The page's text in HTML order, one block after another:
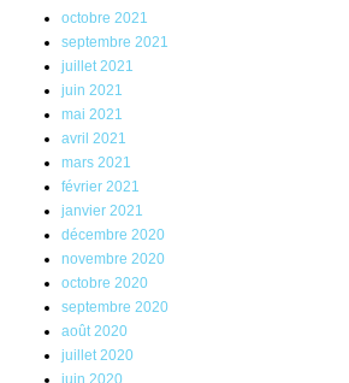
octobre 2021
septembre 2021
juillet 2021
juin 2021
mai 2021
avril 2021
mars 2021
février 2021
janvier 2021
décembre 2020
novembre 2020
octobre 2020
septembre 2020
août 2020
juillet 2020
juin 2020